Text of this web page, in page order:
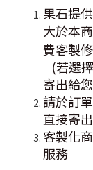
果石提
大於本
費客製
(若選
寄出給
請於訂
直接寄
客製化
服務